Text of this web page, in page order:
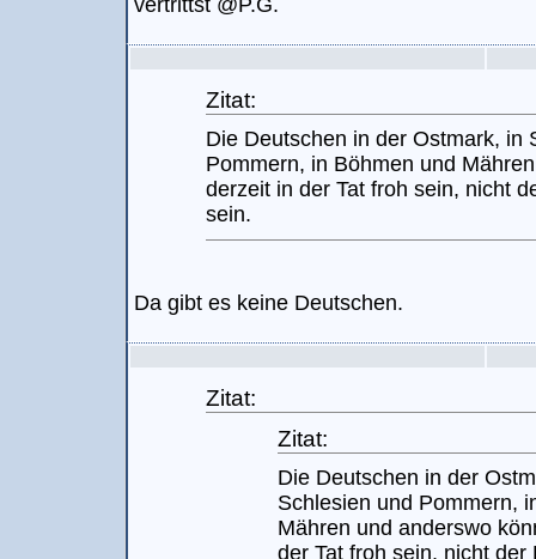
vertrittst @P.G.
Zitat:
Die Deutschen in der Ostmark, in
Pommern, in Böhmen und
derzeit in der Tat froh sein, nicht
sein.
Da gibt es keine Deutschen.
Zitat:
Zitat:
Die Deutschen in der
Schlesien und Pommern,
Mähren und anderswo
der Tat froh sein, nicht der